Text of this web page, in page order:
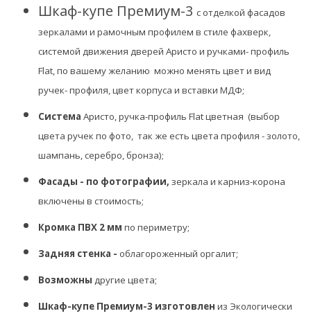
Шкаф-купе Премиум-3 с отделкой фасадов
зеркалами и рамочным профилем в стиле фахверк
системой движения дверей Аристо и ручками- профиль
Flat, по вашему желанию можно менять цвет и вид
ручек- профиля, цвет корпуса и вставки МДФ;
Система Аристо, ручка-профиль Flat цветная (выбор
цвета ручек по фото, так же есть цвета профиля - золото,
шампань, серебро, бронза);
Фасады - по фотографии, зеркала и карниз-корона
включены в стоимость;
Кромка ПВХ 2 мм по периметру;
Задняя стенка - облагороженный оргалит;
Возможны другие цвета;
Шкаф-купе Премиум-3 изготовлен из Экологически